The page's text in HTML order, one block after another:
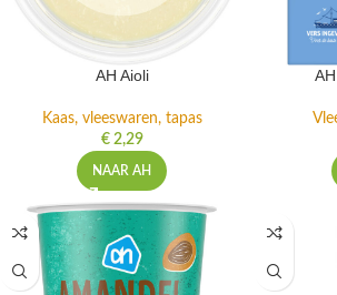
AH Aioli
Kaas, vleeswaren, tapas
€2,29
NAAR AH